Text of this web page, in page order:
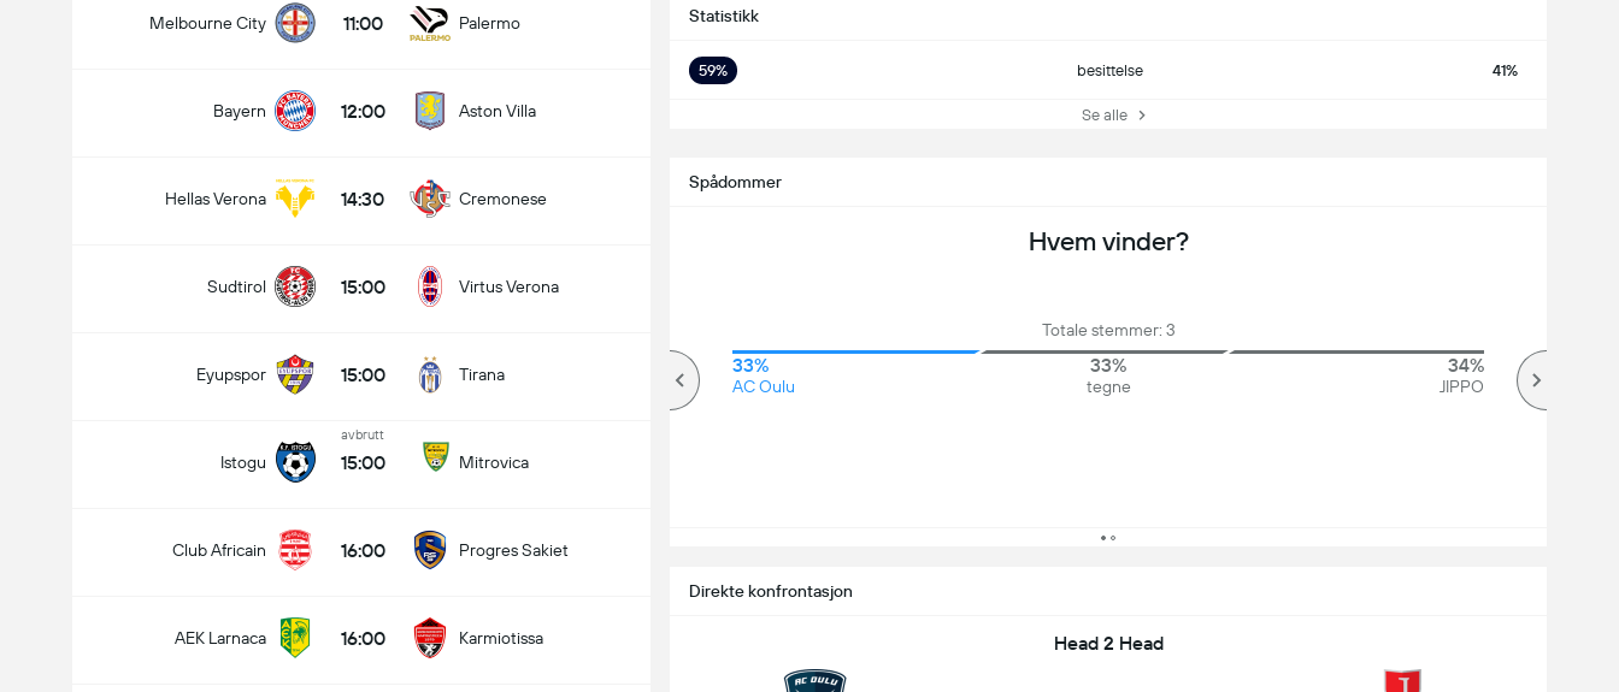
Melbourne City 11:00 Palermo
Bayern 12:00 Aston Villa
Hellas Verona 14:30 Cremonese
Sudtirol 15:00 Virtus Verona
Eyupspor 15:00 Tirana
Istogu
avbrutt
15:00 Mitrovica
Club Africain 16:00 Progres Sakiet
AEK Larnaca 16:00 Karmiotissa
Statistikk
59% besittelse 41%
Se alle
Spådommer
Hvem vinder?
Totale stemmer: 3
33%
AC Oulu
33%
tegne
34%
JIPPO
Direkte konfrontasjon
Head 2 Head